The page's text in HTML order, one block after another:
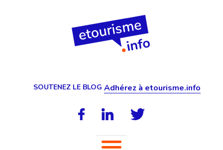
SOUTENEZ LE BLOG Adhérez à etourisme.info